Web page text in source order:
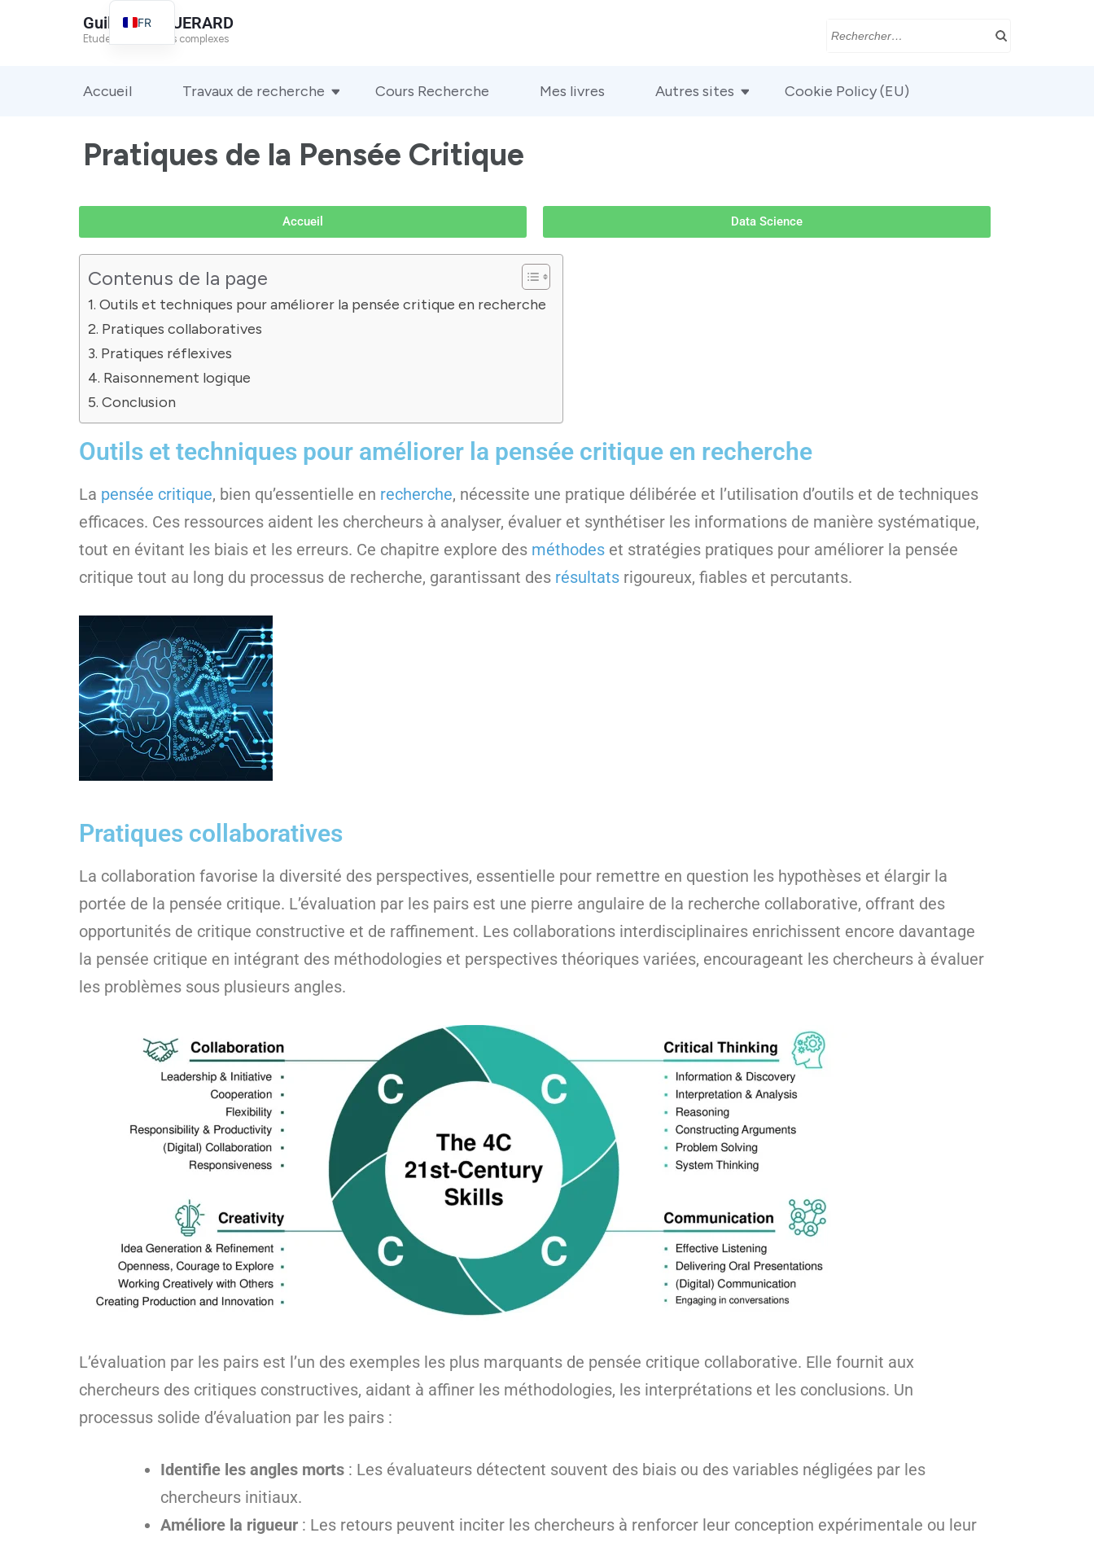
Guillaume GUERARD
Etude des systèmes complexes
Accueil Travaux de recherche Cours Recherche Mes livres Autres sites Cookie Policy (EU)
Pratiques de la Pensée Critique
Accueil Data Science
Contenus de la page
Outils et techniques pour améliorer la pensée critique en recherche
Pratiques collaboratives
Pratiques réflexives
Raisonnement logique
Conclusion
Outils et techniques pour améliorer la pensée critique en recherche
La pensée critique, bien qu’essentielle en recherche, nécessite une pratique délibérée et l’utilisation d’outils et de techniques
efficaces. Ces ressources aident les chercheurs à analyser, évaluer et synthétiser les informations de manière systématique,
tout en évitant les biais et les erreurs. Ce chapitre explore des méthodes et stratégies pratiques pour améliorer la pensée
critique tout au long du processus de recherche, garantissant des résultats rigoureux, fiables et percutants.
Pratiques collaboratives
La collaboration favorise la diversité des perspectives, essentielle pour remettre en question les hypothèses et élargir la
portée de la pensée critique. L’évaluation par les pairs est une pierre angulaire de la recherche collaborative, offrant des
opportunités de critique constructive et de raffinement. Les collaborations interdisciplinaires enrichissent encore davantage
la pensée critique en intégrant des méthodologies et perspectives théoriques variées, encourageant les chercheurs à évaluer
les problèmes sous plusieurs angles.
L’évaluation par les pairs est l’un des exemples les plus marquants de pensée critique collaborative. Elle fournit aux
chercheurs des critiques constructives, aidant à affiner les méthodologies, les interprétations et les conclusions. Un
processus solide d’évaluation par les pairs :
Identifie les angles morts : Les évaluateurs détectent souvent des biais ou des variables négligées par les
chercheurs initiaux.
Améliore la rigueur : Les retours peuvent inciter les chercheurs à renforcer leur conception expérimentale ou leur
FR